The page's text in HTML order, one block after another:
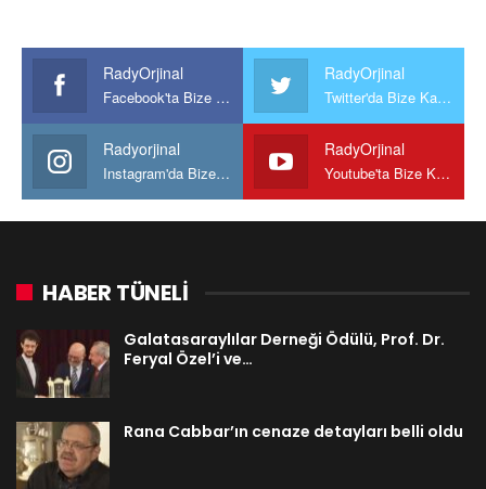
RadyOrjinal
Facebook'ta Bize Katılın
RadyOrjinal
Twitter'da Bize Katılın
Radyorjinal
Instagram'da Bize katılın
RadyOrjinal
Youtube'ta Bize Katılın
HABER TÜNELİ
Galatasaraylılar Derneği Ödülü, Prof. Dr.
Feryal Özel’i ve…
Rana Cabbar’ın cenaze detayları belli oldu